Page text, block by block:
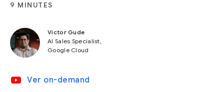
9 MINUTES
Victor Gude
AI Sales Specialist,
Google Cloud
video_youtube Ver on-demand